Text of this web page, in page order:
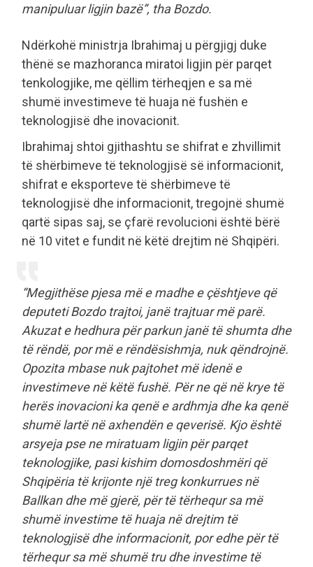
manipuluar ligjin bazë”, tha Bozdo.
Ndërkohë ministrja Ibrahimaj u përgjigj duke
thënë se mazhoranca miratoi ligjin për parqet
tenkologjike, me qëllim tërheqjen e sa më
shumë investimeve të huaja në fushën e
teknologjisë dhe inovacionit.
Ibrahimaj shtoi gjithashtu se shifrat e zhvillimit
të shërbimeve të teknologjisë së informacionit,
shifrat e eksporteve të shërbimeve të
teknologjisë dhe informacionit, tregojnë shumë
qartë sipas saj, se çfarë revolucioni është bërë
në 10 vitet e fundit në këtë drejtim në Shqipëri.
“Megjithëse pjesa më e madhe e çështjeve që
deputeti Bozdo trajtoi, janë trajtuar më parë.
Akuzat e hedhura për parkun janë të shumta dhe
të rëndë, por më e rëndësishmja, nuk qëndrojnë.
Opozita mbase nuk pajtohet më idenë e
investimeve në këtë fushë. Për ne që në krye të
herës inovacioni ka qenë e ardhmja dhe ka qenë
shumë lartë në axhendën e qeverisë. Kjo është
arsyeja pse ne miratuam ligjin për parqet
teknologjike, pasi kishim domosdoshmëri që
Shqipëria të krijonte një treg konkurrues në
Ballkan dhe më gjerë, për të tërhequr sa më
shumë investime të huaja në drejtim të
teknologjisë dhe informacionit, por edhe për të
tërhequr sa më shumë tru dhe investime të